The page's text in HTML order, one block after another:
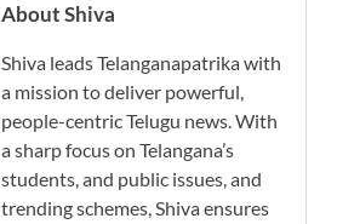
About Shiva
Shiva leads Telanganapatrika with
a mission to deliver powerful,
people-centric Telugu news. With
a sharp focus on Telangana’s
students, and public issues, and
trending schemes, Shiva ensures